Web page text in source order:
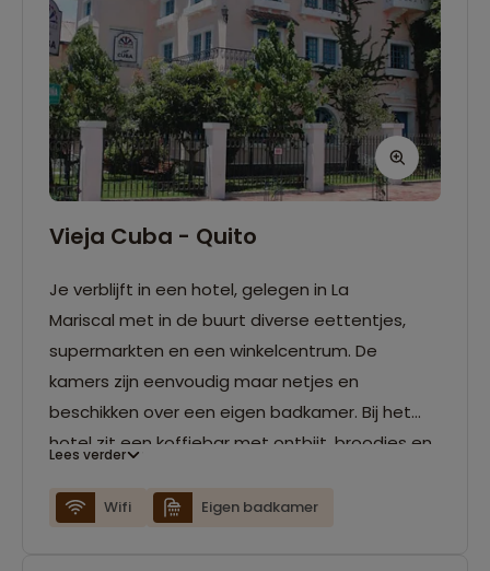
Vieja Cuba - Quito
Je verblijft in een hotel, gelegen in La
Mariscal met in de buurt diverse eettentjes,
supermarkten en een winkelcentrum. De
kamers zijn eenvoudig maar netjes en
beschikken over een eigen badkamer. Bij het
hotel zit een koffiebar met ontbijt, broodjes en
mediterraanse gerechten.
Lees verder
Wifi Eigen badkamer